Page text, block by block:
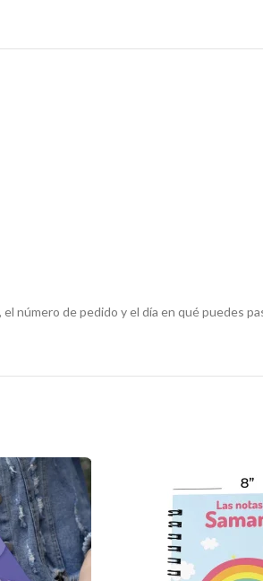
número de pedido y el día en qué puedes